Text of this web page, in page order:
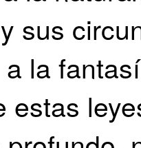
sus
la
estas